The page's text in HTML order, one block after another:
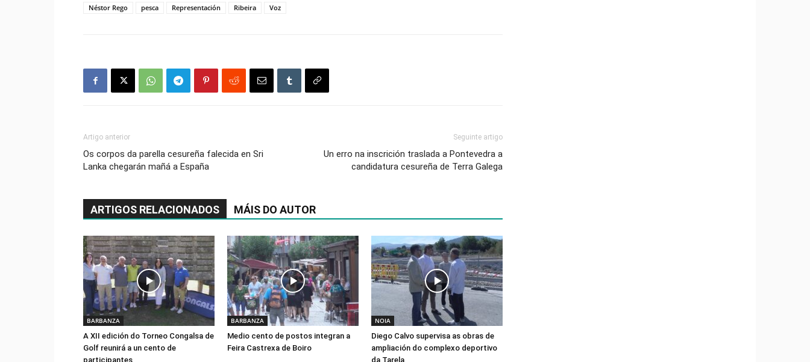
Néstor Rego
pesca Representación Ribeira Voz
Artigo anterior
Os corpos da parella cesureña falecida en Sri
Lanka chegarán mañá a España
Seguinte artigo
Un erro na inscrición traslada a Pontevedra a
candidatura cesureña de Terra Galega
ARTIGOS RELACIONADOS MÁIS DO AUTOR
BARBANZA
A XII edición do Torneo Congalsa de
Golf reunirá a un cento de
participantes
BARBANZA
Medio cento de postos integran a
Feira Castrexa de Boiro
NOIA
Diego Calvo supervisa as obras de
ampliación do complexo deportivo
da Tarela